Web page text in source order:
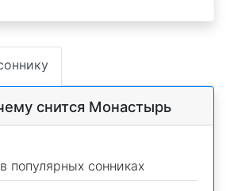
снится Монастырь
популярных сонниках